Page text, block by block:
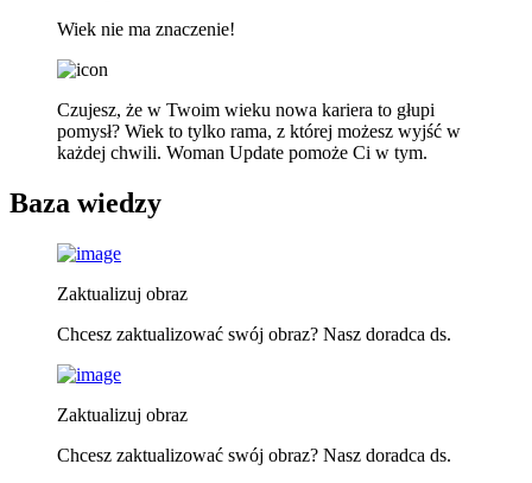
Wiek nie ma znaczenie!
Czujesz, że w Twoim wieku nowa kariera to głupi
pomysł? Wiek to tylko rama, z której możesz wyjść w
każdej chwili. Woman Update pomoże Ci w tym.
Baza wiedzy
Zaktualizuj obraz
Chcesz zaktualizować swój obraz? Nasz doradca ds.
Zaktualizuj obraz
Chcesz zaktualizować swój obraz? Nasz doradca ds.